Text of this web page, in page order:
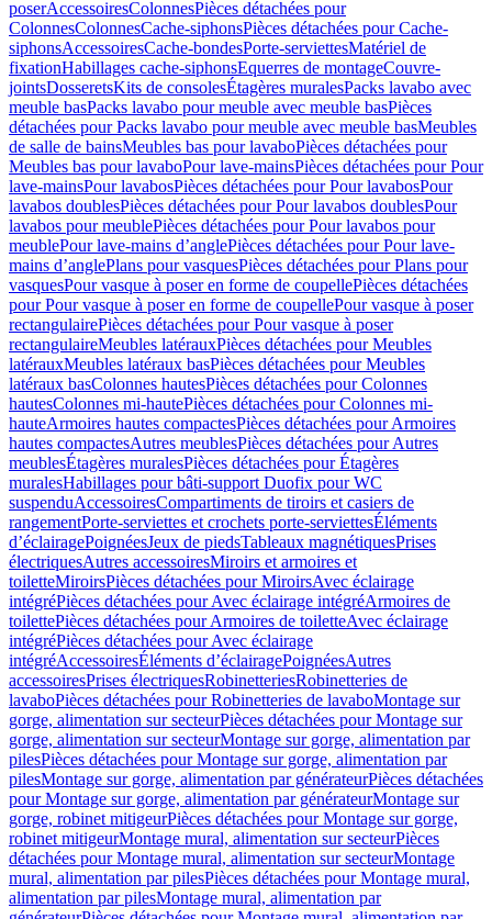
poserAccessoiresColonnesPièces détachées pour
ColonnesColonnesCache-siphonsPièces détachées pour Cache-
siphonsAccessoiresCache-bondesPorte-serviettesMatériel de
fixationHabillages cache-siphonsEquerres de montageCouvre-
jointsDosseretsKits de consolesÉtagères muralesPacks lavabo avec
meuble basPacks lavabo pour meuble avec meuble basPièces
détachées pour Packs lavabo pour meuble avec meuble basMeubles
de salle de bainsMeubles bas pour lavaboPièces détachées pour
Meubles bas pour lavaboPour lave-mainsPièces détachées pour Pour
lave-mainsPour lavabosPièces détachées pour Pour lavabosPour
lavabos doublesPièces détachées pour Pour lavabos doublesPour
lavabos pour meublePièces détachées pour Pour lavabos pour
meublePour lave-mains d’anglePièces détachées pour Pour lave-
mains d’anglePlans pour vasquesPièces détachées pour Plans pour
vasquesPour vasque à poser en forme de coupellePièces détachées
pour Pour vasque à poser en forme de coupellePour vasque à poser
rectangulairePièces détachées pour Pour vasque à poser
rectangulaireMeubles latérauxPièces détachées pour Meubles
latérauxMeubles latéraux basPièces détachées pour Meubles
latéraux basColonnes hautesPièces détachées pour Colonnes
hautesColonnes mi-hautePièces détachées pour Colonnes mi-
hauteArmoires hautes compactesPièces détachées pour Armoires
hautes compactesAutres meublesPièces détachées pour Autres
meublesÉtagères muralesPièces détachées pour Étagères
muralesHabillages pour bâti-support Duofix pour WC
suspenduAccessoiresCompartiments de tiroirs et casiers de
rangementPorte-serviettes et crochets porte-serviettesÉléments
d’éclairagePoignéesJeux de piedsTableaux magnétiquesPrises
électriquesAutres accessoiresMiroirs et armoires et
toiletteMiroirsPièces détachées pour MiroirsAvec éclairage
intégréPièces détachées pour Avec éclairage intégréArmoires de
toilettePièces détachées pour Armoires de toiletteAvec éclairage
intégréPièces détachées pour Avec éclairage
intégréAccessoiresÉléments d’éclairagePoignéesAutres
accessoiresPrises électriquesRobinetteriesRobinetteries de
lavaboPièces détachées pour Robinetteries de lavaboMontage sur
gorge, alimentation sur secteurPièces détachées pour Montage sur
gorge, alimentation sur secteurMontage sur gorge, alimentation par
pilesPièces détachées pour Montage sur gorge, alimentation par
pilesMontage sur gorge, alimentation par générateurPièces détachées
pour Montage sur gorge, alimentation par générateurMontage sur
gorge, robinet mitigeurPièces détachées pour Montage sur gorge,
robinet mitigeurMontage mural, alimentation sur secteurPièces
détachées pour Montage mural, alimentation sur secteurMontage
mural, alimentation par pilesPièces détachées pour Montage mural,
alimentation par pilesMontage mural, alimentation par